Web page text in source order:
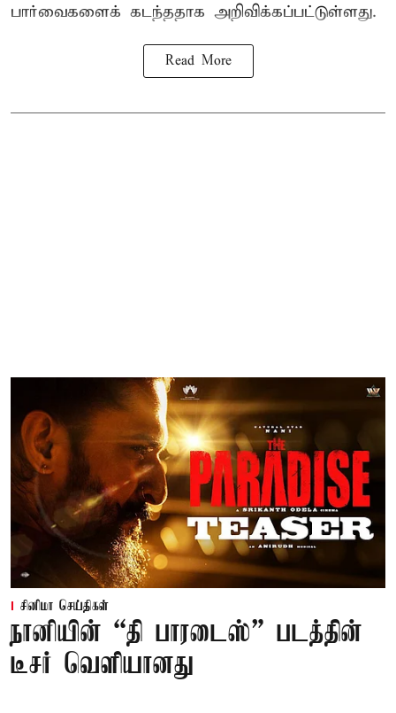
பார்வைகளைக் கடந்ததாக அறிவிக்கப்பட்டுள்ளது.
Read More
சினிமா செய்திகள்
நானியின் “தி பாரடைஸ்” படத்தின்
டீசர் வெளியானது